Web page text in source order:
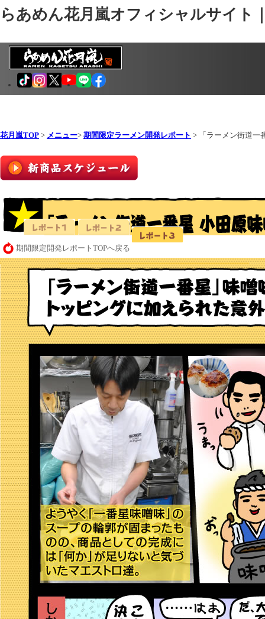
らあめん花月嵐オフィシャルサイト
花月嵐TOP > メニュー> 期間限定ラーメン開発レポート > 「ラーメン街道一
期間限定開発レポートTOPへ戻る